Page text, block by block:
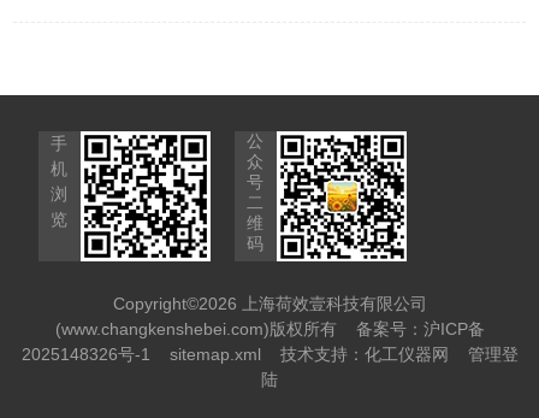
手
机
浏
览
公
众
号
二
维
码
Copyright©2026 上海荷效壹科技有限公司
(www.changkenshebei.com)版权所有 备案号：沪ICP备
2025148326号-1
sitemap.xml 技术支持： 化工仪器网
管理登
陆